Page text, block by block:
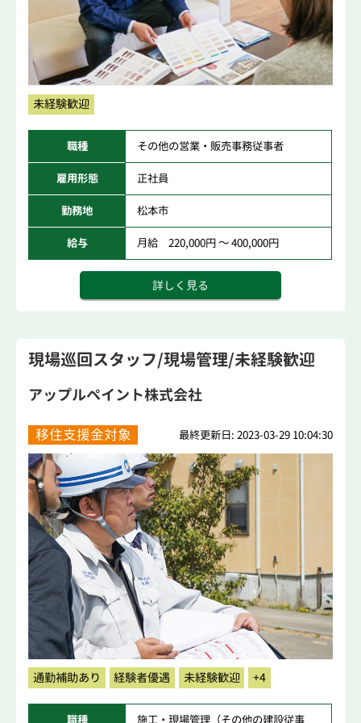
未経験歓迎
職種 その他の営業・販売事務従事者
雇用形態 正社員
勤務地 松本市
給与 月給 220,000円 ～ 400,000円
詳しく見る
現場巡回スタッフ/現場管理/未経験歓迎
アップルペイント株式会社
移住支援金対象 最終更新日: 2023-03-29 10:04:30
通勤補助あり 経験者優遇 未経験歓迎 +4
職種 施工・現場管理（その他の建設従事